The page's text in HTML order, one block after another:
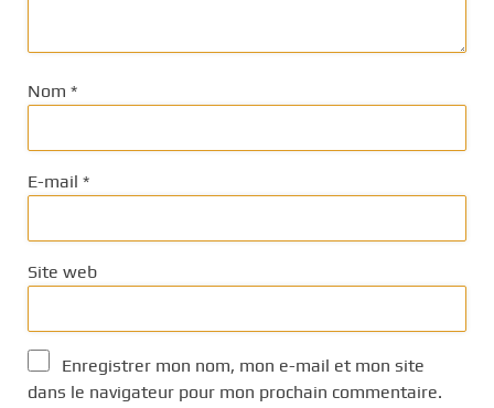
Nom *
E-mail *
Site web
Enregistrer mon nom, mon e-mail et mon site
dans le navigateur pour mon prochain commentaire.